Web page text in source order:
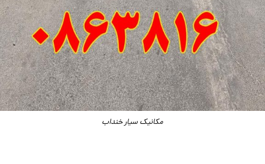
مکانیک سیار خنداب